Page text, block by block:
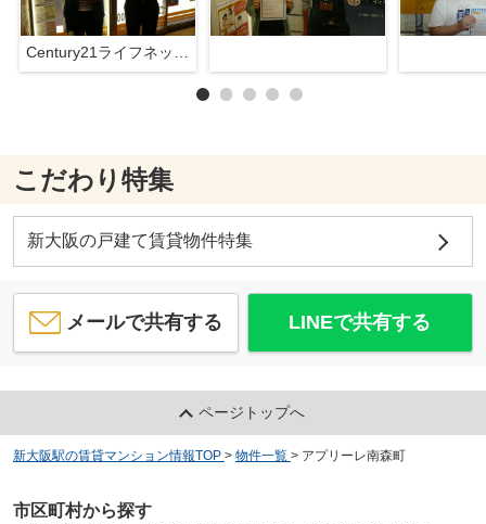
Century21ライフネット新大阪店
こだわり特集
新大阪の戸建て賃貸物件特集
メールで共有する LINEで共有する
ページトップへ
新大阪駅の賃貸マンション情報TOP > 物件一覧 > アプリーレ南森町
市区町村から探す